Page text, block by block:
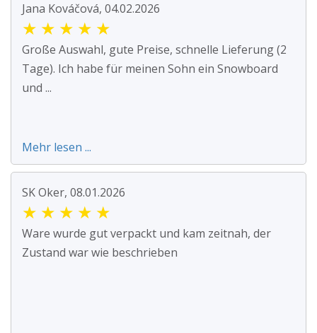
Jana Kováčová, 04.02.2026
★ ★ ★ ★ ★
Große Auswahl, gute Preise, schnelle Lieferung (2
Tage). Ich habe für meinen Sohn ein Snowboard
und ...
Mehr lesen ...
SK Oker, 08.01.2026
★ ★ ★ ★ ★
Ware wurde gut verpackt und kam zeitnah, der
Zustand war wie beschrieben